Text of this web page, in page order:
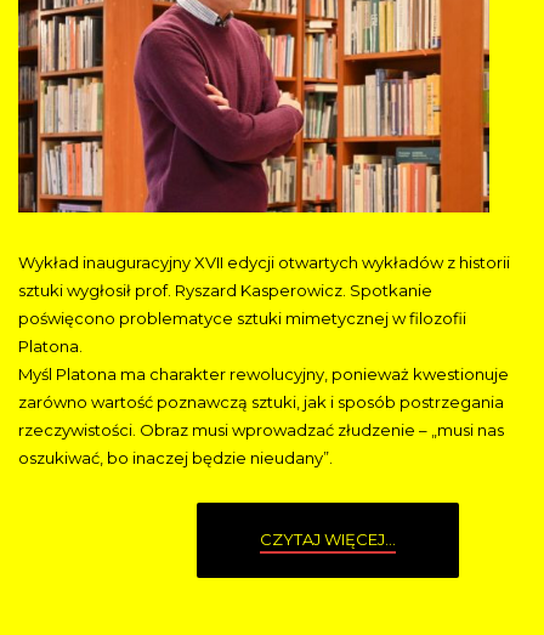
Wykład inauguracyjny XVII edycji otwartych wykładów z historii
sztuki wygłosił prof. Ryszard Kasperowicz. Spotkanie
poświęcono problematyce sztuki mimetycznej w filozofii
Platona.
Myśl Platona ma charakter rewolucyjny, ponieważ kwestionuje
zarówno wartość poznawczą sztuki, jak i sposób postrzegania
rzeczywistości. Obraz musi wprowadzać złudzenie – „musi nas
oszukiwać, bo inaczej będzie nieudany”.
CZYTAJ WIĘCEJ...